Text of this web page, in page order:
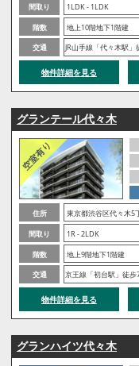
間取り
1LDK - 1LDK
階数
地上10階地下1階建
交通
JR山手線「代々木駅」
物件詳細を見る
グランテール代々木
住所
東京都渋谷区代々木5
間取り
1R - 2LDK
階数
地上9階地下1階建
交通
京王線「初台駅」徒歩
物件詳細を見る
グランハイツ代々木